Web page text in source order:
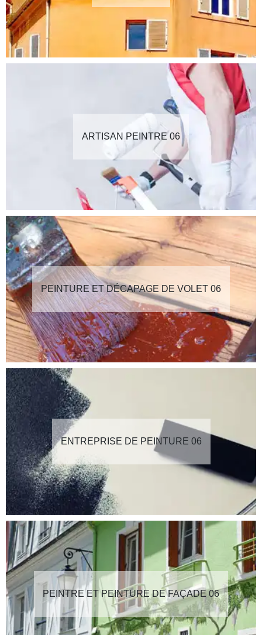
ARTISAN PEINTRE 06
PEINTURE ET DÉCAPAGE DE VOLET 06
ENTREPRISE DE PEINTURE 06
PEINTRE ET PEINTURE DE FAÇADE 06